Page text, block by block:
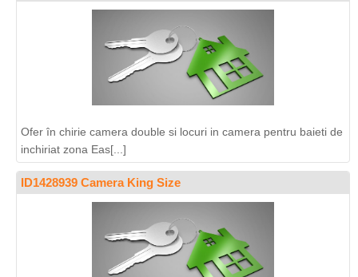
Ofer în chirie camera double si locuri in camera pentru baieti de
inchiriat zona Eas[...]
ID1428939 Camera King Size